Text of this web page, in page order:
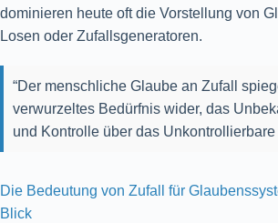
dominieren heute oft die Vorstellung von
Losen oder Zufallsgeneratoren.
“Der menschliche Glaube an Zufall
verwurzeltes Bedürfnis wider, das
und Kontrolle über das Unkontrollierbare
Die Bedeutung von Zufall für
Blick